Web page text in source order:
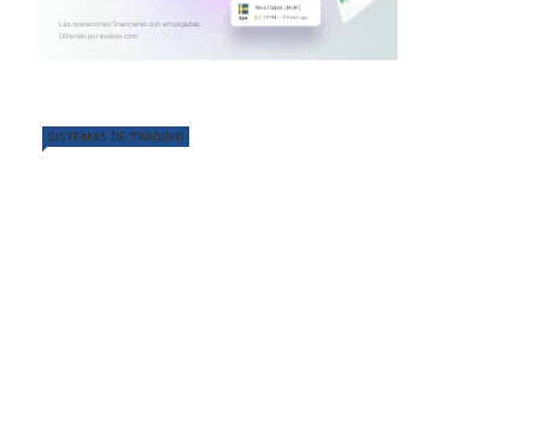
SISTEMAS DE TRADING